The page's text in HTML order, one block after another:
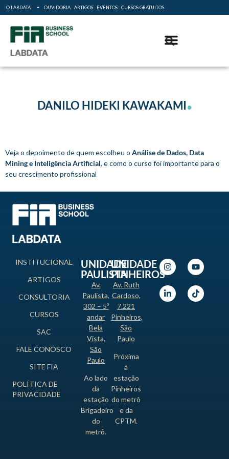
O LABDATA OUVIDORIA ARTIGOS EVENTOS CURSOS GRATUITOS
DANILO HIDEKI KAWAKAMI.
Veja o depoimento de quem escolheu o Análise de Dados, Data
Mining e Inteligência Artificial, e como o curso foi importante para o
seu crescimento profissional
INSTITUCIONAL
ARTIGOS
CONSULTORIA
CURSOS
SAC
FALE CONOSCO
SITE FIA
POLÍTICA DE
PRIVACIDADE
UNIDADE
PAULISTA
Av.
Paulista,
302 – 5º
andar
Bela
Vista,
São
Paulo
Ao lado
da
estação
Brigadeiro
do
metrô.
UNIDADE
PINHEIROS
Av. Ruth
Cardoso,
7.221
Pinheiros,
São
Paulo
Próxima
à
estação
Pinheiros
do metrô
e da
CPTM.